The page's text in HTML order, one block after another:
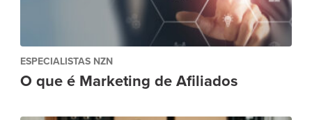
ESPECIALISTAS NZN
O que é Marketing de Afiliados